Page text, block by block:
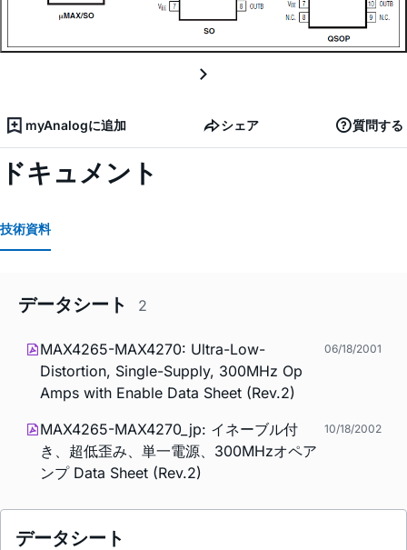
myAnalogに追加 シェア 質問する
ドキュメント
技術資料
データシート 2
MAX4265-MAX4270: Ultra-Low-
Distortion, Single-Supply, 300MHz Op
Amps with Enable Data Sheet (Rev.2)
06/18/2001
MAX4265-MAX4270_jp: イネーブル付
き、超低歪み、単一電源、300MHzオペア
ンプ Data Sheet (Rev.2)
10/18/2002
データシート